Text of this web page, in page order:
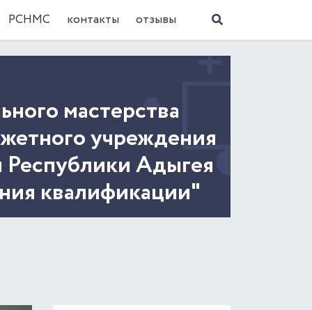
РСНМС контакты отзывы
мастерства
учреждения
Республики Адыгея
квалификации"